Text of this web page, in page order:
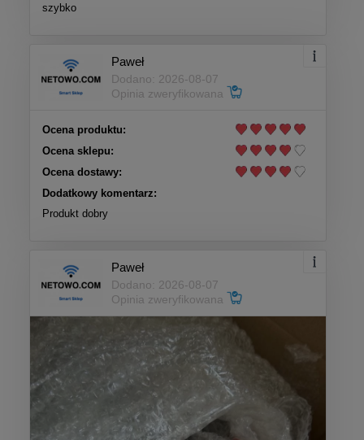
szybko
Paweł
Dodano: 2026-08-07
Opinia zweryfikowana
Ocena produktu:
Ocena sklepu:
Ocena dostawy:
Dodatkowy komentarz:
Produkt dobry
Paweł
Dodano: 2026-08-07
Opinia zweryfikowana